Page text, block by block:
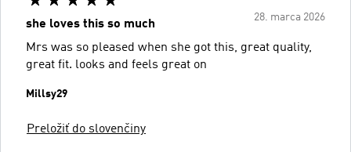
28. marca 2026
she loves this so much
Mrs was so pleased when she got this, great quality,
great fit. looks and feels great on
Millsy29
Preložiť do slovenčiny